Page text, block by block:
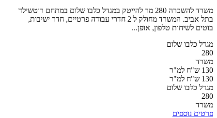
משרד להשכרה 280 מר להייטק במגדל כלבו שלום במתחם רוטשילד
בתל אביב. המשרד מחולק ל 2 חדרי עבודה פרטיים, חדר ישיבות,
בוטים לשיחות טלפון, אופן...
מגדל כלבו שלום
280
משרד
130 ש"ח למ"ר
130 ש"ח למ"ר
מגדל כלבו שלום
280
משרד
פרטים נוספים